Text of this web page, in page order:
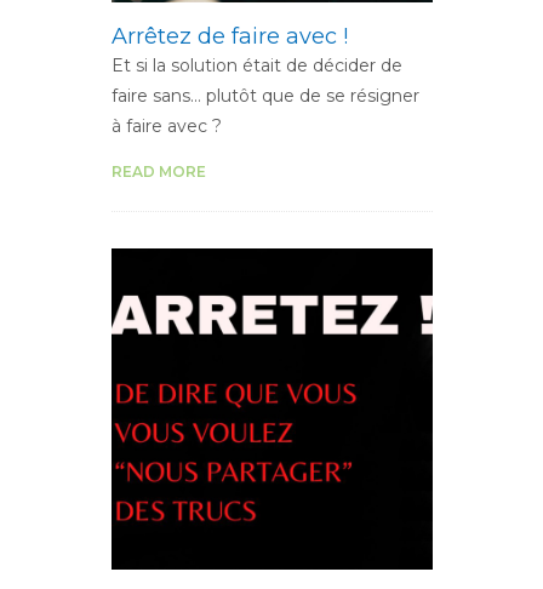
Arrêtez de faire avec !
Et si la solution était de décider de
faire sans… plutôt que de se résigner
à faire avec ?
READ MORE